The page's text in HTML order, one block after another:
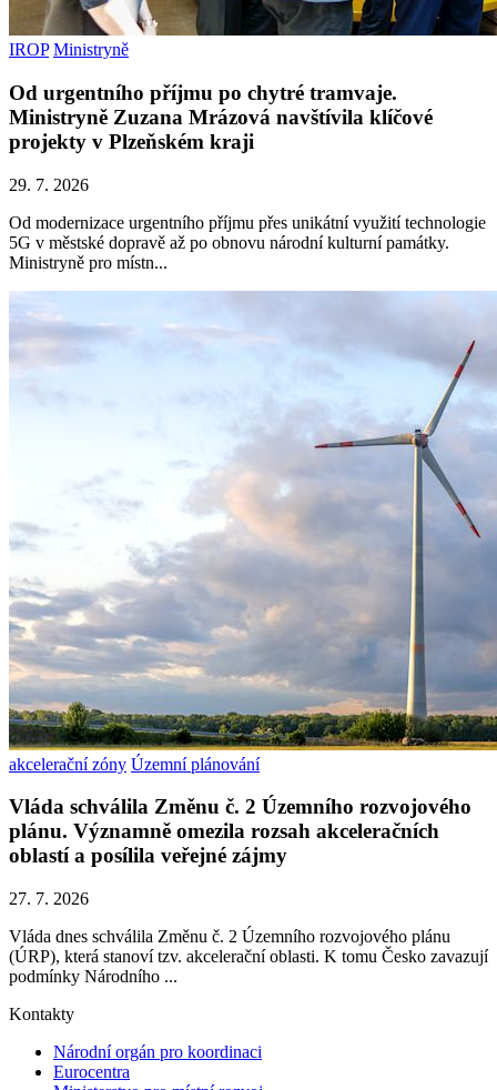
IROP Ministryně
Od urgentního příjmu po chytré tramvaje.
Ministryně Zuzana Mrázová navštívila klíčové
projekty v Plzeňském kraji
29. 7. 2026
Od modernizace urgentního příjmu přes unikátní využití technologie
5G v městské dopravě až po obnovu národní kulturní památky.
Ministryně pro místn...
akcelerační zóny Územní plánování
Vláda schválila Změnu č. 2 Územního rozvojového
plánu. Významně omezila rozsah akceleračních
oblastí a posílila veřejné zájmy
27. 7. 2026
Vláda dnes schválila Změnu č. 2 Územního rozvojového plánu
(ÚRP), která stanoví tzv. akcelerační oblasti. K tomu Česko zavazují
podmínky Národního ...
Kontakty
Národní orgán pro koordinaci
Eurocentra